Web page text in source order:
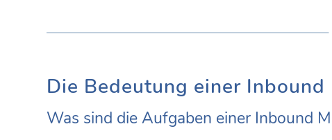
Die Bedeutung einer
Was sind die Aufgaben einer Inbound